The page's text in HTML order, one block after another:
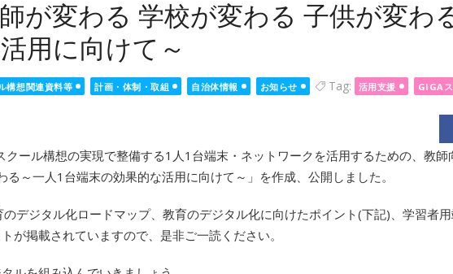
師が変わる 学校が変わる 子供が変わ
用に向けて～
構想関連資料等 計画・体制・取組 自治体情報 お知らせ Tag: 活用支援 GIGA
クール構想の実現で整備する1人1台端末・ネットワークを活用するための、教
～一人1台端末の効果的な活用に向けて～」を作成、公開しました。
デジタル化ロードマップ、教育のデジタル化に向けたポイント(下記)、学習者
が掲載されていますので、是非ご一読ください。